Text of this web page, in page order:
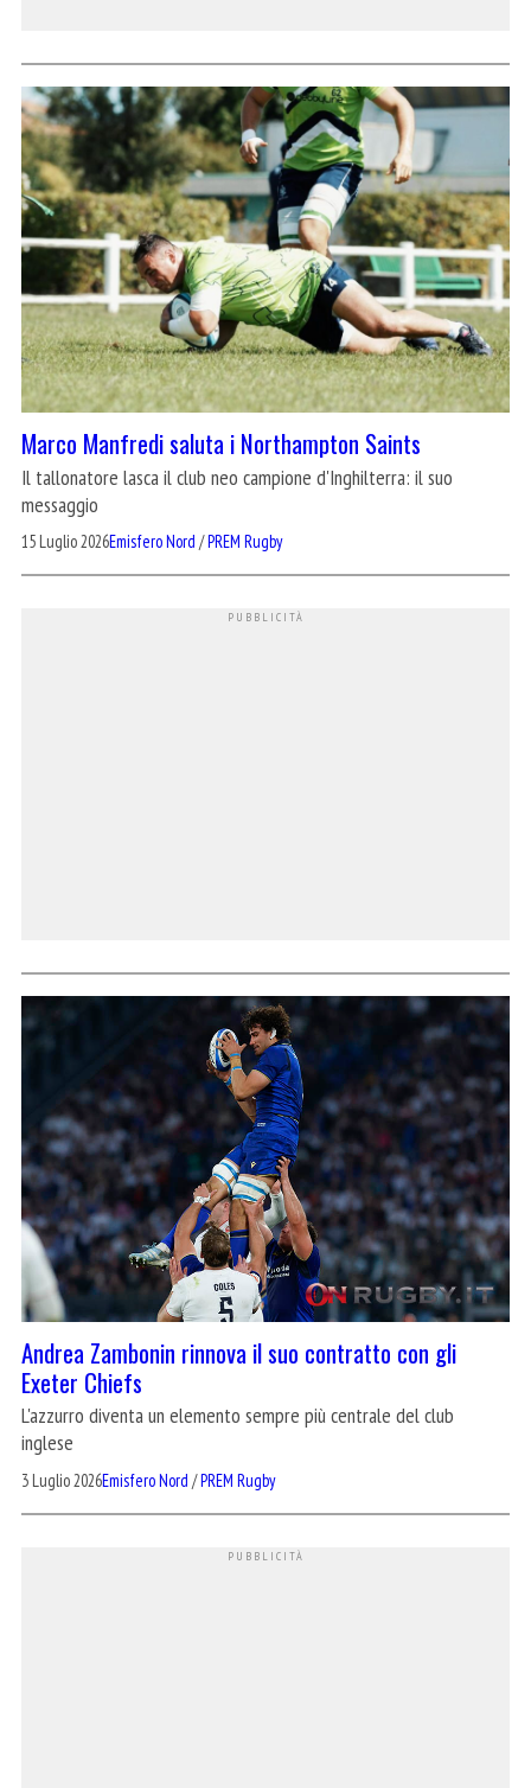
Marco Manfredi saluta i Northampton Saints
Il tallonatore lasca il club neo campione d'Inghilterra: il suo
messaggio
15 Luglio 2026Emisfero Nord /PREM Rugby
Andrea Zambonin rinnova il suo contratto con gli
Exeter Chiefs
L'azzurro diventa un elemento sempre più centrale del club
inglese
3 Luglio 2026Emisfero Nord /PREM Rugby